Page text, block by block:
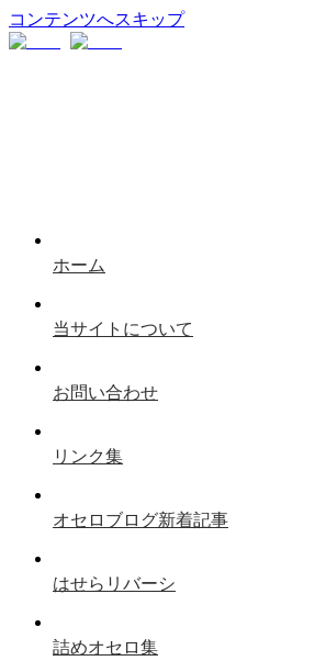
コンテンツへスキップ
ホーム
当サイトについて
お問い合わせ
リンク集
オセロブログ新着記事
はせらリバーシ
詰めオセロ集